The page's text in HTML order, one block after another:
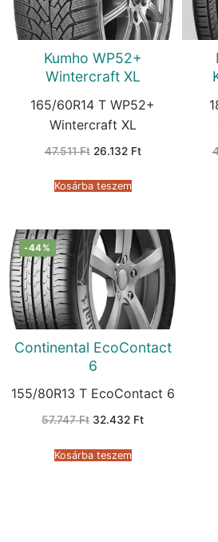
Kumho WP52+
Wintercraft XL
165/60R14 T WP52+
Wintercraft XL
47.511Ft Original
47.511 Ft.
26.132 FtCurrent
Kosárba teszem
-44%
Continental EcoContact
6
155/80R13 T EcoContact 6
57.747Ft Original
57.747 Ft.
32.432 FtCurrent
Kosárba teszem